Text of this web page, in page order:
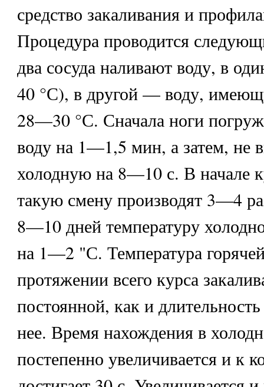
средство закаливания и
Процедура проводится
два сосуда наливают воду, в
40 °С), в другой — воду,
28—30 °С. Сначала ноги
воду на 1—1,5 мин, а затем, не
холодную на 8—10 с. В начале
такую смену производят 3—4
8—10 дней температуру
на 1—2 "С. Температура
протяжении всего курса
постоянной, как и
нее. Время нахождения в
постепенно увеличивается и к